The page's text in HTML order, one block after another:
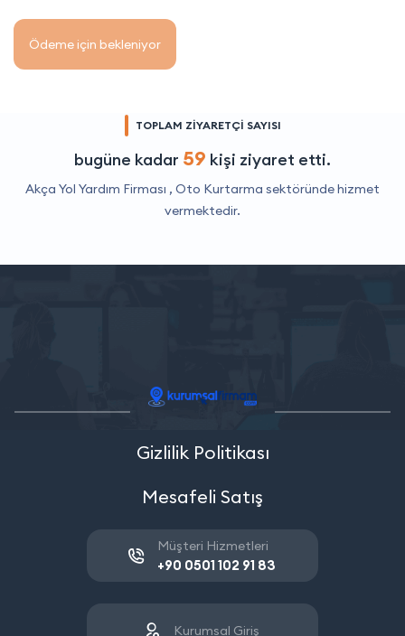
Ödeme için bekleniyor
TOPLAM ZİYARETÇİ SAYISI
bugüne kadar 59 kişi ziyaret etti.
Akça Yol Yardım Firması , Oto Kurtarma sektöründe hizmet
vermektedir.
Gizlilik Politikası
Mesafeli Satış
Müşteri Hizmetleri
+90 0501 102 91 83
Kurumsal Giriş